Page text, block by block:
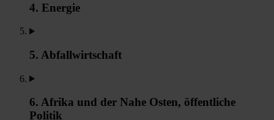
4. Energie
5. Abfallwirtschaft
6. Afrika und der Nahe Osten, öffentliche
Politik